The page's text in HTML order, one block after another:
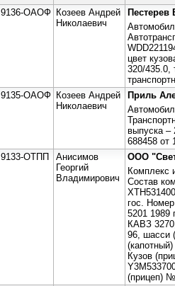
9136-ОАОФ Козеев Андрей
Николаевич
Пестерев
цвет
320/435.0,
9135-ОАОФ Козеев Андрей
Николаевич
Приль
выпуска –
688458 от
9133-ОТПП
Анисимов
Георгий
Владимирович
ООО
Комплекс
Состав
гос.
5201 1989
КАВЗ
96, шасси
Кузов
(прицеп)